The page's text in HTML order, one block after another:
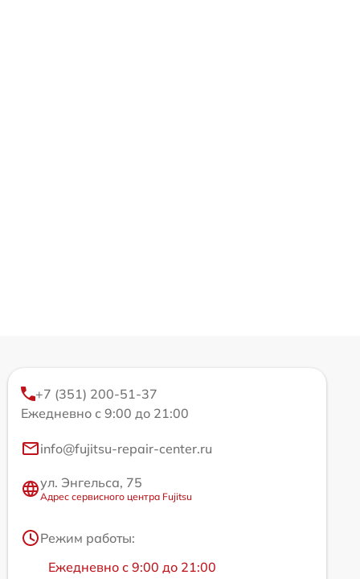
+7 (351) 200-51-37
Ежедневно с 9:00 до 21:00
info@fujitsu-repair-center.ru
ул. Энгельса, 75
Адрес сервисного центра Fujitsu
Режим работы:
Ежедневно с 9:00 до 21:00